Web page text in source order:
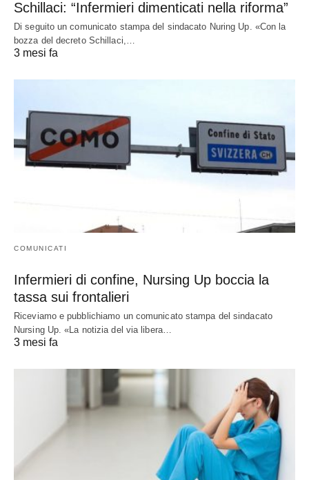
Schillaci: “Infermieri dimenticati nella riforma”
Di seguito un comunicato stampa del sindacato Nuring Up. «Con la
bozza del decreto Schillaci,…
3 mesi fa
COMUNICATI
Infermieri di confine, Nursing Up boccia la
tassa sui frontalieri
Riceviamo e pubblichiamo un comunicato stampa del sindacato
Nursing Up. «La notizia del via libera…
3 mesi fa